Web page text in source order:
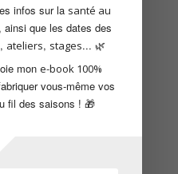
ORGANIZER
Cécile
infos sur la santé au
, ainsi que les dates des
, ateliers, stages... 🌿
mon e-book 100%
vous-même vos
fil des saisons ! 🎁